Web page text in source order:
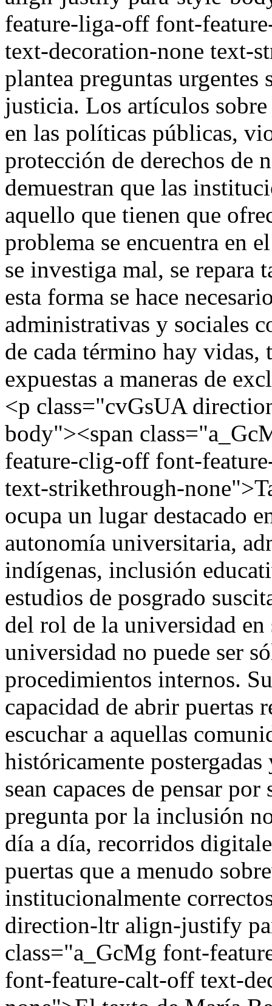
feature-liga-off font-
text-decoration-none text-
plantea preguntas
justicia. Los artículos
en las políticas públicas,
protección de derechos de
demuestran que las
aquello que tienen que
problema se encuentra en
se investiga mal, se repara
esta forma se hace
administrativas y sociales
de cada término hay vidas,
expuestas a maneras de
<p class="cvGsUA
body"><span
feature-clig-off font-
text-strikethrough-
ocupa un lugar destacado
autonomía universitaria,
indígenas, inclusión
estudios de posgrado
del rol de la universidad en
universidad no puede ser
procedimientos internos.
capacidad de abrir puertas
escuchar a aquellas
históricamente
sean capaces de pensar
pregunta por la inclusión
día a día, recorridos
puertas que a menudo
institucionalmente
direction-ltr align-justify
class="a_GcMg font-
font-feature-calt-off text-